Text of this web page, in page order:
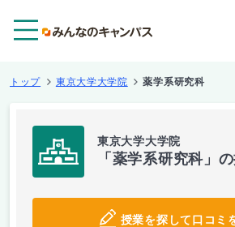
トップ 東京大学大学院 薬学系研究科
東京大学大学院
「薬学系研究科」
授業を探して口コミ